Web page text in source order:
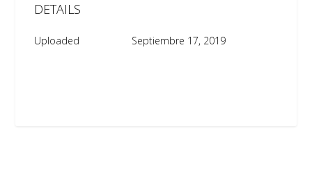
DETAILS
Uploaded Septiembre 17, 2019